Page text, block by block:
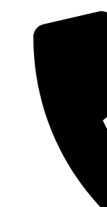
indhold